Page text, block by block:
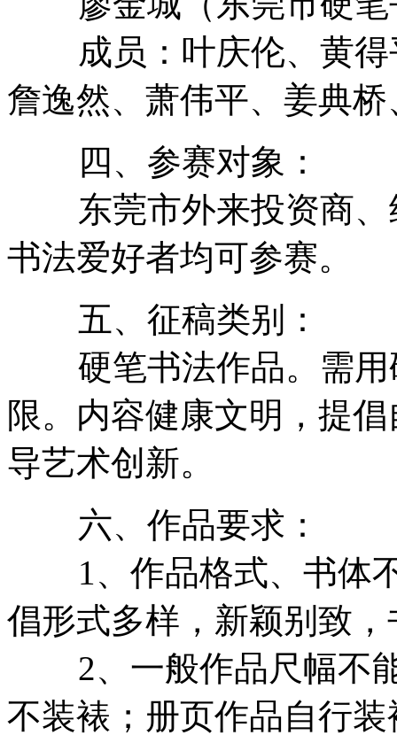
成员：叶庆伦、黄得
詹逸然、萧伟平、姜典
四、参赛对象：
东莞市外来投资商、
书法爱好者均可参赛。
五、征稿类别：
硬笔书法作品。需用
限。内容健康文明，提
导艺术创新。
六、作品要求：
1、作品格式、书体不
倡形式多样，新颖别致
2、一般作品尺幅不能
不装裱；册页作品自行装